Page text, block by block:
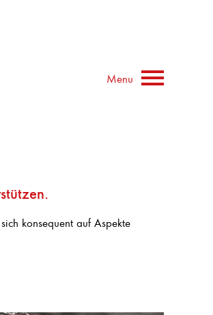
Menu
konsequent auf Aspekte